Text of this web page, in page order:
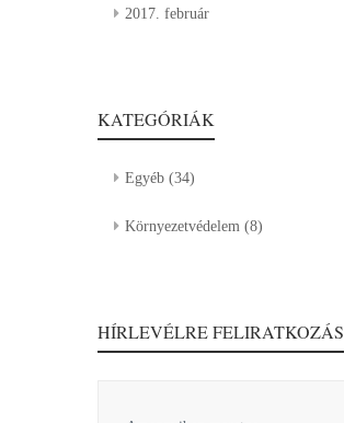
2017. február
KATEGÓRIÁK
Egyéb (34)
Környezetvédelem (8)
HÍRLEVÉLRE FELIRATKOZÁS